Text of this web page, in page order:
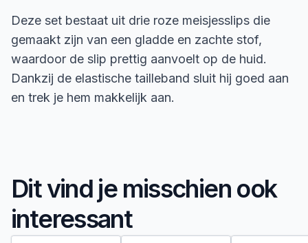
Deze set bestaat uit drie roze meisjesslips die
gemaakt zijn van een gladde en zachte stof,
waardoor de slip prettig aanvoelt op de huid.
Dankzij de elastische tailleband sluit hij goed aan
en trek je hem makkelijk aan.
Dit vind je misschien ook
interessant